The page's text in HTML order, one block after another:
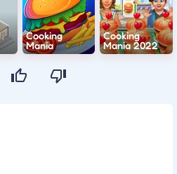
Cooking
Mania
Cooking
Mania 2022